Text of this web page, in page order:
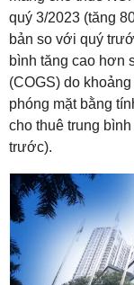
quý 3/2023 (tăng
bản so với quý
bình tăng cao hơn
(COGS) do
phóng mặt bằng
cho thuê trung
trước).